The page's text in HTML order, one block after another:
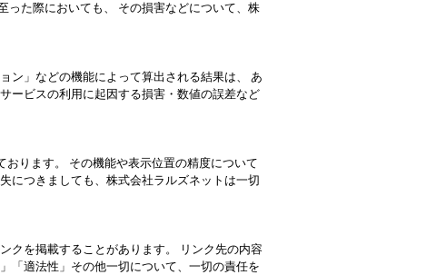
った際においても、 その損害などについて、株
ン」などの機能によって算出される結果は、 あ
ービスの利用に起因する損害・数値の誤差など
ります。 その機能や表示位置の精度について
につきましても、株式会社ラルズネットは一切
クを掲載することがあります。 リンク先の内容
「適法性」その他一切について、一切の責任を